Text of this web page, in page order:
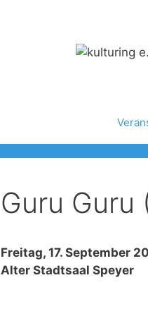
Guru Guru
Freitag, 17. September
Alter Stadtsaal Speyer